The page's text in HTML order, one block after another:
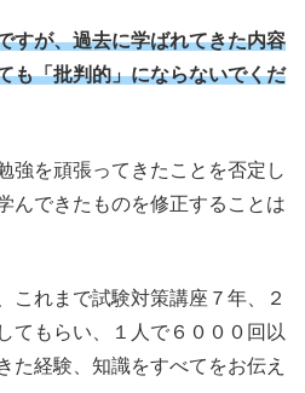
すが、過去に学ばれてきた内容
も「批判的」にならないでくだ
強を頑張ってきたことを否定し
んできたものを修正することは
これまで試験対策講座７年、２
てもらい、１人で６０００回以
た経験、知識をすべてをお伝え